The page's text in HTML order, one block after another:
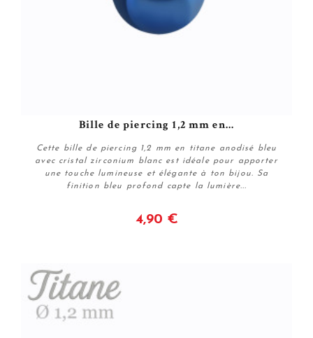
Bille de piercing 1,2 mm en...
Cette bille de piercing 1,2 mm en titane anodisé bleu
avec cristal zirconium blanc est idéale pour apporter
une touche lumineuse et élégante à ton bijou. Sa
finition bleu profond capte la lumière...
4,90 €